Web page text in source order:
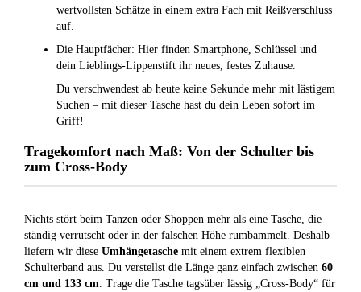
wertvollsten Schätze in einem extra Fach mit Reißverschluss
auf.
Die Hauptfächer: Hier finden Smartphone, Schlüssel und
dein Lieblings-Lippenstift ihr neues, festes Zuhause.
Du verschwendest ab heute keine Sekunde mehr mit lästigem
Suchen – mit dieser Tasche hast du dein Leben sofort im
Griff!
Tragekomfort nach Maß: Von der Schulter bis
zum Cross-Body
Nichts stört beim Tanzen oder Shoppen mehr als eine Tasche, die
ständig verrutscht oder in der falschen Höhe rumbammelt. Deshalb
liefern wir diese Umhängetasche mit einem extrem flexiblen
Schulterband aus. Du verstellst die Länge ganz einfach zwischen 60
cm und 133 cm . Trage die Tasche tagsüber lässig „Cross-Body“ für